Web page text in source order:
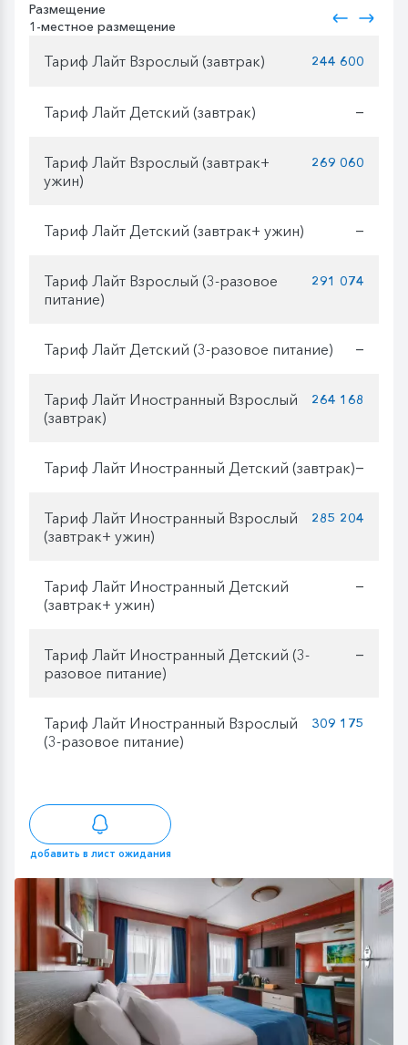
Размещение
1-местное размещение
Тариф Лайт Взрослый (завтрак) 244 600
Тариф Лайт Детский (завтрак) —
Тариф Лайт Взрослый (завтрак+
ужин)
269 060
Тариф Лайт Детский (завтрак+ ужин) —
Тариф Лайт Взрослый (3-разовое
питание)
291 074
Тариф Лайт Детский (3-разовое питание) —
Тариф Лайт Иностранный Взрослый
(завтрак)
264 168
Тариф Лайт Иностранный Детский (завтрак)—
Тариф Лайт Иностранный Взрослый
(завтрак+ ужин)
285 204
Тариф Лайт Иностранный Детский
(завтрак+ ужин)
—
Тариф Лайт Иностранный Детский (3-
разовое питание)
—
Тариф Лайт Иностранный Взрослый
(3-разовое питание)
309 175
добавить в лист ожидания